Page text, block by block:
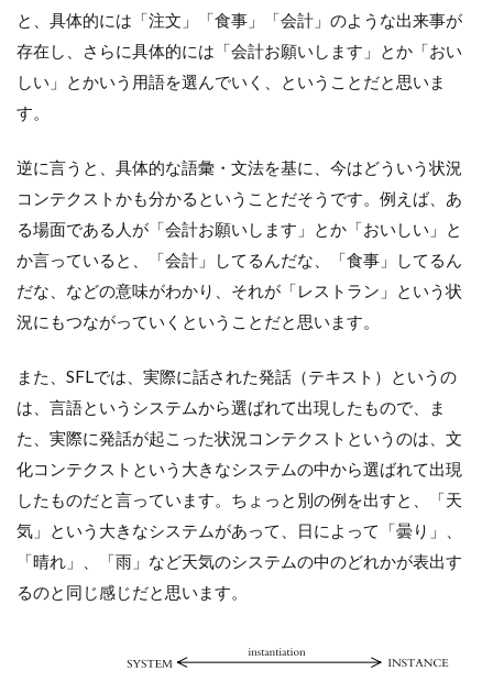
と、具体的には「注文」「食事」「会計」のような出来事が
存在し、さらに具体的には「会計お願いします」とか「おい
しい」とかいう用語を選んでいく、ということだと思いま
す。
逆に言うと、具体的な語彙・文法を基に、今はどういう状況
コンテクストかも分かるということだそうです。例えば、あ
る場面である人が「会計お願いします」とか「おいしい」と
か言っていると、「会計」してるんだな、「食事」してるん
だな、などの意味がわかり、それが「レストラン」という状
況にもつながっていくということだと思います。
また、SFLでは、実際に話された発話（テキスト）というの
は、言語というシステムから選ばれて出現したもので、ま
た、実際に発話が起こった状況コンテクストというのは、文
化コンテクストという大きなシステムの中から選ばれて出現
したものだと言っています。ちょっと別の例を出すと、「天
気」という大きなシステムがあって、日によって「曇り」、
「晴れ」、「雨」など天気のシステムの中のどれかが表出す
るのと同じ感じだと思います。